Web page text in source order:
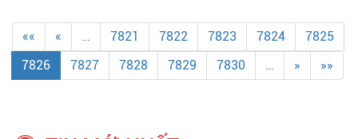
«« « … 7821 7822 7823 7824
7825
7826
7827 7828 7829 7830 … » »»